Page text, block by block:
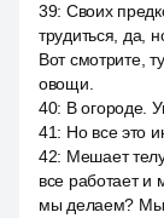
39: Своих
трудиться, да,
Вот смотрите,
овощи.
40: В огороде.
41: Но все это
42: Мешает
все работает и
мы делаем? Мы